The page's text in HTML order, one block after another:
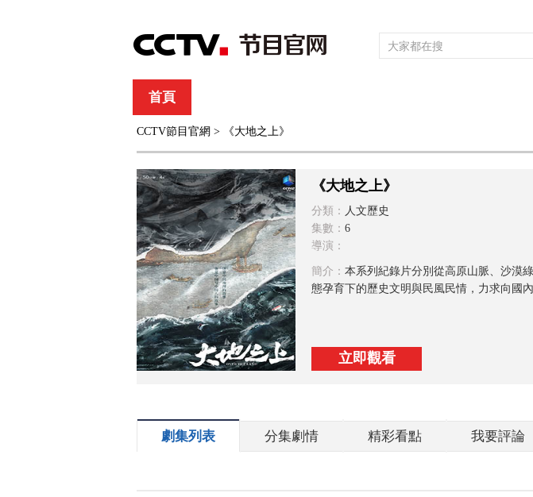
首頁
綜合 新聞 財經 綜藝 中文國際
CCTV節目官網 > 《大地之上》
《大地之上》
分類： 人文歷史
集數： 6
導演：
簡介： 本系列紀錄片分別從高原山脈、沙漠
態孕育下的歷史文明與民風民情，力求向國
立即觀看
劇集列表 分集劇情 精彩看點 我要評論